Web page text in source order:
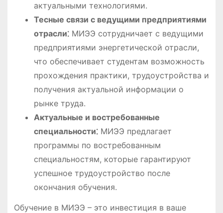
актуальными технологиями.
Тесные связи с ведущими предприятиями
отрасли⁚МИЭЭ сотрудничает с ведущими
предприятиями энергетической отрасли,
что обеспечивает студентам возможность
прохождения практики, трудоустройства и
получения актуальной информации о
рынке труда.
Актуальные и востребованные
специальности⁚МИЭЭ предлагает
программы по востребованным
специальностям, которые гарантируют
успешное трудоустройство после
окончания обучения.
Обучение в МИЭЭ – это инвестиция в ваше